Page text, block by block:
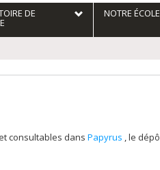
DE NOTRE ÉCOLE
consultables dans Papyrus , le